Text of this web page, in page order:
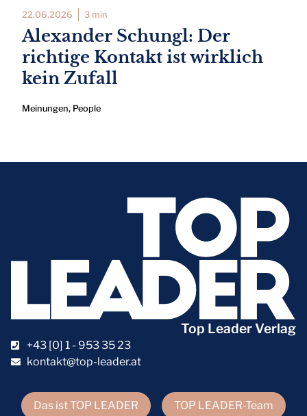
22.06.2026 3 min
Alexander Schungl: Der
richtige Kontakt ist wirklich
kein Zufall
Meinungen, People
Das ist TOP LEADER TOP LEADER-Team
Top Leader Verlag
+43 [0] 1 - 953 35 23
kontakt@top-leader.at